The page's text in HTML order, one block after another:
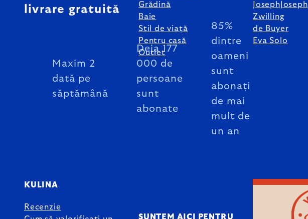
livrare gratuită
Maxim 2
dată pe
săptămână
Deja 177
000 de
persoane
sunt
abonate
85%
dintre
oameni
sunt
abonați
de mai
mult de
un an
Grădină
Baie
Stil de viață
Pentru casă
Outlet
JosephJoseph
Zwilling
de Buyer
Eva Solo
KULINA
Recenzie
SUNTEM AICI PENTRU